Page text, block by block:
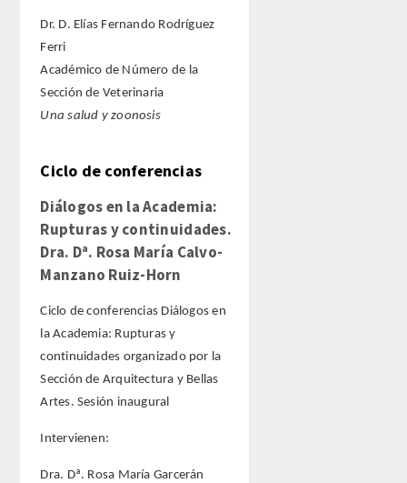
Dr. D. Elías Fernando Rodríguez
Ferri
Académico de Número de la
Sección de Veterinaria
Una salud y zoonosis
Ciclo de conferencias
Diálogos en la Academia:
Rupturas y continuidades.
Dra. Dª. Rosa María Calvo-
Manzano Ruiz-Horn
Ciclo de conferencias Diálogos en
la Academia: Rupturas y
continuidades organizado por la
Sección de Arquitectura y Bellas
Artes. Sesión inaugural
Intervienen:
Dra. Dª. Rosa María Garcerán